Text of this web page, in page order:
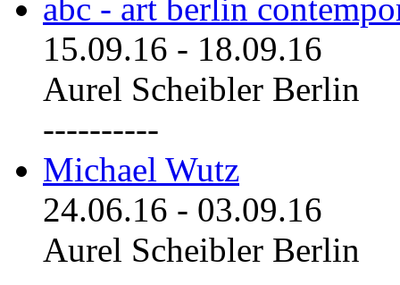
abc - art berlin
15.09.16 - 18.09.16
Aurel Scheibler Berlin
----------
Michael Wutz
24.06.16 - 03.09.16
Aurel Scheibler Berlin